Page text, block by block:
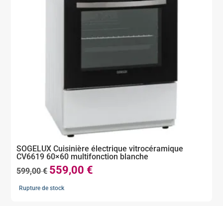
SOGELUX Cuisinière électrique vitrocéramique
CV6619 60×60 multifonction blanche
599,00€ Le
prix
559,00 €
Rupture de stock